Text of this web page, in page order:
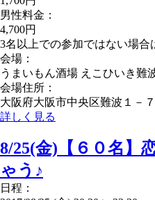
男性料金：
4,700円
3名以上での参加ではない場合
会場：
うまいもん酒場 えこひいき難
会場住所：
大阪府大阪市中央区難波１－
詳しく見る
8/25(金)【６０名】
ゃう♪
日程：